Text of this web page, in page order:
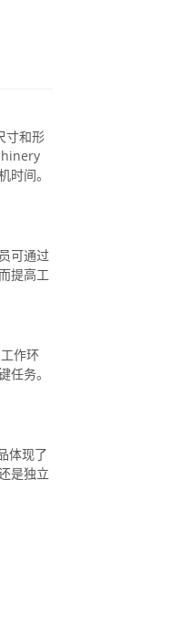
寸和形
间。
可通过
提高工
作环
务。
体现了
是独立